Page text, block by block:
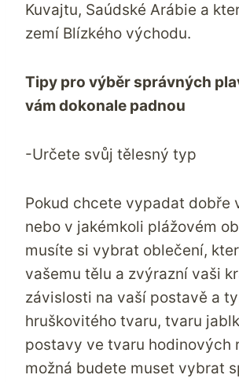
Kuvajtu, Saúdské Arábie a
zemí Blízkého východu.
Tipy pro výběr správných
vám dokonale padnou
-Určete svůj tělesný typ
Pokud chcete vypadat dobře
nebo v jakémkoli plážovém
musíte si vybrat oblečení,
vašemu tělu a zvýrazní vaši
závislosti na vaší postavě a
hruškovitého tvaru, tvaru
postavy ve tvaru hodinových
možná budete muset vybrat